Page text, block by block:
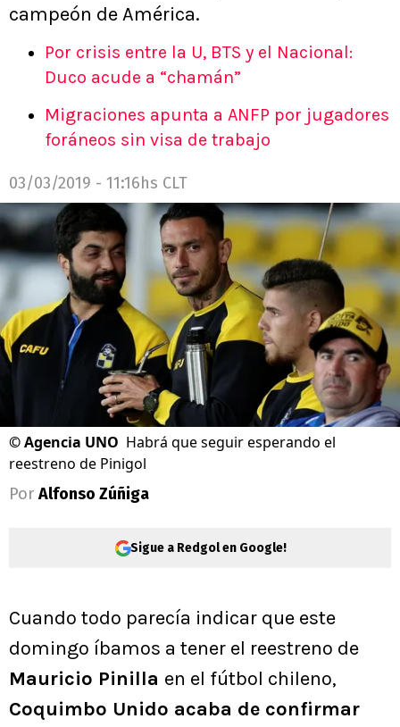
campeón de América.
Por crisis entre la U, BTS y el Nacional:
Duco acude a “chamán”
Migraciones apunta a ANFP por jugadores
foráneos sin visa de trabajo
03/03/2019 - 11:16hs CLT
©Agencia UNO Habrá que seguir esperando el
reestreno de Pinigol
Por Alfonso Zúñiga
Sigue a Redgol en Google!
Cuando todo parecía indicar que este
domingo íbamos a tener el reestreno de
Mauricio Pinilla en el fútbol chileno,
Coquimbo Unido acaba de confirmar